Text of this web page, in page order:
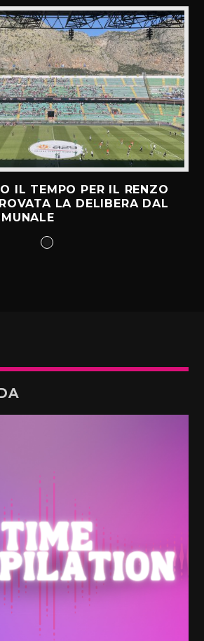
IL TEMPO PER IL RENZO
LA DELIBERA DAL